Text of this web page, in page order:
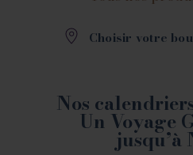
Choisir votre
Nos
Un Voyage
jusqu’à